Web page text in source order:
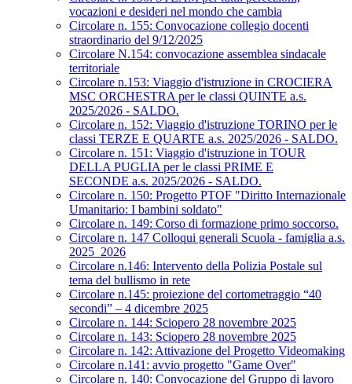
vocazioni e desideri nel mondo che cambia
Circolare n. 155: Convocazione collegio docenti
straordinario del 9/12/2025
Circolare N.154: convocazione assemblea sindacale
territoriale
Circolare n.153: Viaggio d'istruzione in CROCIERA
MSC ORCHESTRA per le classi QUINTE a.s.
2025/2026 - SALDO.
Circolare n. 152: Viaggio d'istruzione TORINO per le
classi TERZE E QUARTE a.s. 2025/2026 - SALDO.
Circolare n. 151: Viaggio d'istruzione in TOUR
DELLA PUGLIA per le classi PRIME E
SECONDE a.s. 2025/2026 - SALDO.
Circolare n. 150: Progetto PTOF "Diritto Internazionale
Umanitario: I bambini soldato"
Circolare n. 149: Corso di formazione primo soccorso.
Circolare n. 147 Colloqui generali Scuola - famiglia a.s.
2025_2026
Circolare n.146: Intervento della Polizia Postale sul
tema del bullismo in rete
Circolare n.145: proiezione del cortometraggio “40
secondi” – 4 dicembre 2025
Circolare n. 144: Sciopero 28 novembre 2025
Circolare n. 143: Sciopero 28 novembre 2025
Circolare n. 142: Attivazione del Progetto Videomaking
Circolare n.141: avvio progetto "Game Over"
Circolare n. 140: Convocazione del Gruppo di lavoro